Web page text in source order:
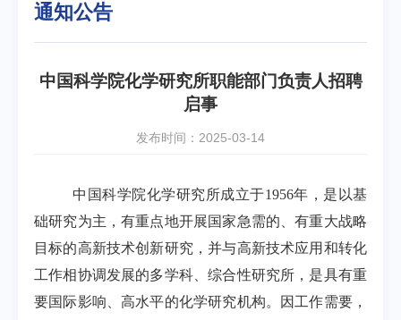
通知公告
中国科学院化学研究所职能部门负责人招聘
启事
发布时间：2025-03-14
中国科学院化学研究所成立于1956年，是以基
础研究为主，有重点地开展国家急需的、有重大战略
目标的高新技术创新研究，并与高新技术应用和转化
工作相协调发展的多学科、综合性研究所，是具有重
要国际影响、高水平的化学研究机构。因工作需要，